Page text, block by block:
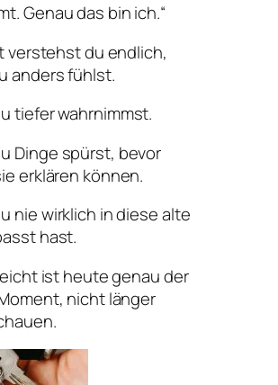
Genau das bin ich.“
verstehst du endlich,
anders fühlst.
tiefer wahrnimmst.
Dinge spürst, bevor
erklären können.
nie wirklich in diese alte
hast.
ist heute genau der
nicht länger